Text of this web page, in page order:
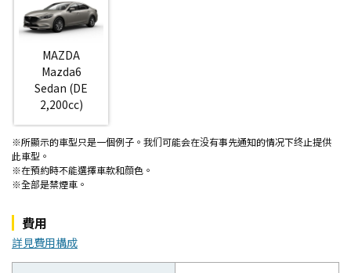
MAZDA
Mazda6
Sedan (DE
2,200cc)
※所顯示的車型只是一個例子。我们可能会在没有事先通知的情况下终止提供
此車型。
※在預約時不能選擇車款和顔色。
※全部是禁煙車。
費用
詳見費用構成